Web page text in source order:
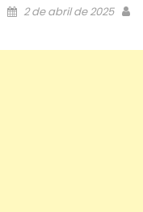
Posted
2 de abril de 2025